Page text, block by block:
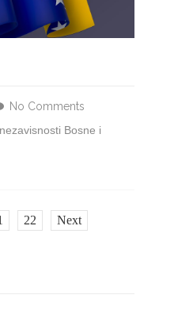
No Comments
1.
Bosne i
22 Next